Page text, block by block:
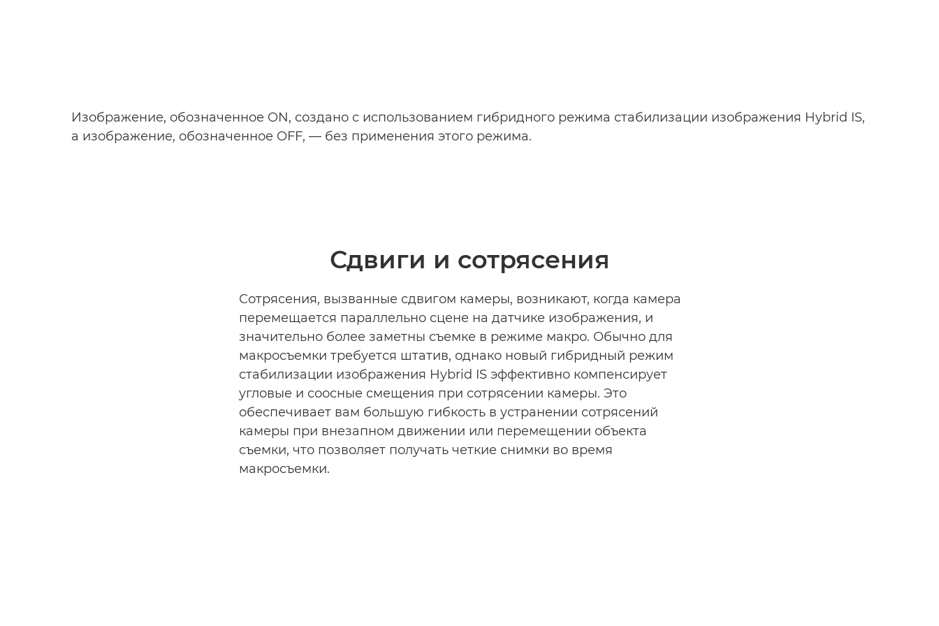
Изображение, обозначенное ON, создано с использованием гибридного режима стабилизации изображения Hybrid IS,
а изображение, обозначенное OFF, — без применения этого режима.
Сдвиги и сотрясения
Сотрясения, вызванные сдвигом камеры, возникают, когда камера
перемещается параллельно сцене на датчике изображения, и
значительно более заметны съемке в режиме макро. Обычно для
макросъемки требуется штатив, однако новый гибридный режим
стабилизации изображения Hybrid IS эффективно компенсирует
угловые и соосные смещения при сотрясении камеры. Это
обеспечивает вам большую гибкость в устранении сотрясений
камеры при внезапном движении или перемещении объекта
съемки, что позволяет получать четкие снимки во время
макросъемки.